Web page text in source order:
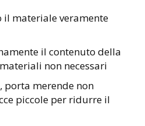
il materiale veramente
il contenuto della
non necessari
, porta merende non
piccole per ridurre il